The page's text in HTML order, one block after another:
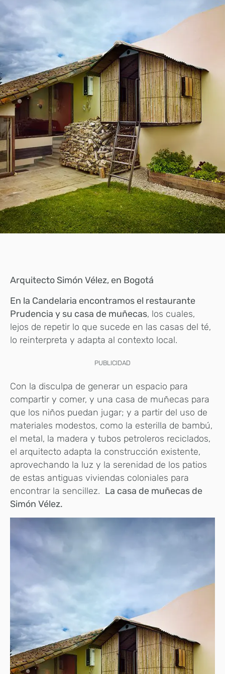
Arquitecto Simón Vélez, en Bogotá
En la Candelaria encontramos el restaurante
Prudencia y su casa de muñecas, los cuales,
lejos de repetir lo que sucede en las casas del té,
lo reinterpreta y adapta al contexto local.
PUBLICIDAD
Con la disculpa de generar un espacio para
compartir y comer, y una casa de muñecas para
que los niños puedan jugar; y a partir del uso de
materiales modestos, como la esterilla de bambú,
el metal, la madera y tubos petroleros reciclados,
el arquitecto adapta la construcción existente,
aprovechando la luz y la serenidad de los patios
de estas antiguas viviendas coloniales para
encontrar la sencillez. La casa de muñecas de
Simón Vélez.